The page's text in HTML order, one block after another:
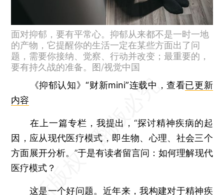
面对抑郁，要有平常心。抑郁从来都不是一时一地
的产物，它提醒你的生活一定在某些方面出了问
题，需要你接纳、觉察、行动并改变；最重要的，
要有持久战的准备。图/视觉中国
《抑郁认知》“财新mini”连载中，查看已更新
内容
在上一篇专栏，我提出，“探讨精神疾病的起
因，应从现代医疗模式，即生物、心理、社会三个
方面展开分析。”于是有读者留言问：如何理解现代
医疗模式？
这是一个好问题。近年来，我构建对于精神疾